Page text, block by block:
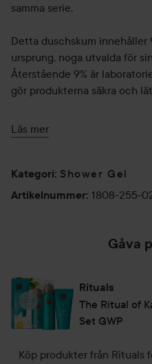
samma serie.
Detta duschskum innehåller
ursprung, noga utvalda för
Återstående 9% är
gör produkterna säkra och
Användning:
Pumpa ut en liten mängd
Läs mer
Kategori: Shower Gel
Artikelnummer: 1808-255-
Gåva
Rituals
The Ritual of
Set GWP
Köp produkter från Rituals